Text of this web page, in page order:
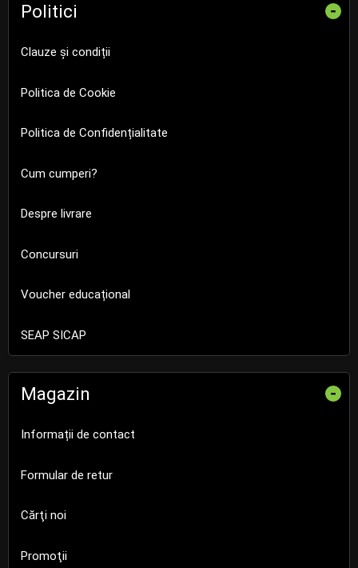
Politici -
Clauze și condiții
Politica de Cookie
Politica de Confidențialitate
Cum cumperi?
Despre livrare
Concursuri
Voucher educațional
SEAP SICAP
Magazin -
Informații de contact
Formular de retur
Cărţi noi
Promoţii